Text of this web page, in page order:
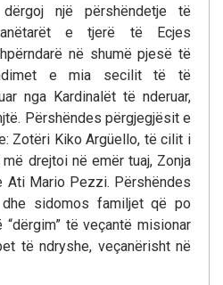
një përshëndetje të
e tjerë të Ecjes
në shumë pjesë të
e mia secilit të të
nga Kardinalët të nderuar,
Përshëndes përgjegjësit e
Zotëri Kiko Argüello, të cilit i
drejtoi në emër tuaj, Zonja
Ati Mario Pezzi. Përshëndes
sidomos familjet që po
të veçantë misionar
të ndryshe, veçanërisht në